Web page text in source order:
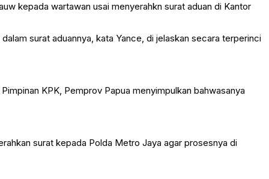
kepada wartawan usai menyerahkn surat aduan di Kantor
surat aduannya, kata Yance, di jelaskan secara terperinci
KPK, Pemprov Papua menyimpulkan bahwasanya
surat kepada Polda Metro Jaya agar prosesnya di